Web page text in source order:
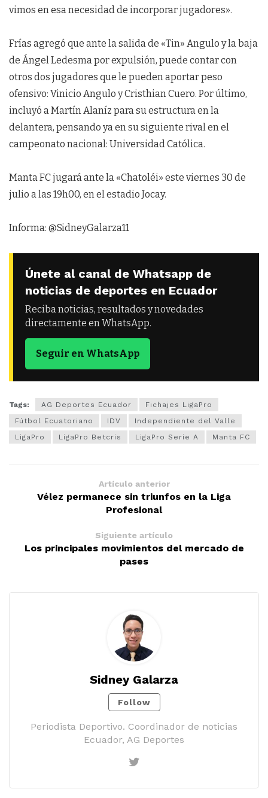
vimos en esa necesidad de incorporar jugadores».
Frías agregó que ante la salida de «Tin» Angulo y la baja
de Ángel Ledesma por expulsión, puede contar con
otros dos jugadores que le pueden aportar peso
ofensivo: Vinicio Angulo y Cristhian Cuero. Por último,
incluyó a Martín Alaníz para su estructura en la
delantera, pensando ya en su siguiente rival en el
campeonato nacional: Universidad Católica.
Manta FC jugará ante la «Chatoléi» este viernes 30 de
julio a las 19h00, en el estadio Jocay.
Informa: @SidneyGalarza11
Únete al canal de Whatsapp de
noticias de deportes en Ecuador
Reciba noticias, resultados y novedades
directamente en WhatsApp.
Seguir en WhatsApp
Tags: AG Deportes Ecuador
Fichajes LigaPro
Fútbol Ecuatoriano
IDV
Independiente del Valle
LigaPro
LigaPro Betcris LigaPro Serie A Manta FC
Artículo anterior
Vélez permanece sin triunfos en la Liga
Profesional
Siguiente artículo
Los principales movimientos del mercado de
pases
Sidney Galarza
Follow
Periodista Deportivo. Coordinador de noticias
Ecuador, AG Deportes